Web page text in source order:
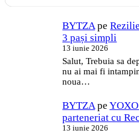
BYTZA pe
3 pași simpli
13 iunie 2026
Salut, Trebuia sa
nu ai mai fi
noua…
BYTZA pe
parteneriat cu
13 iunie 2026